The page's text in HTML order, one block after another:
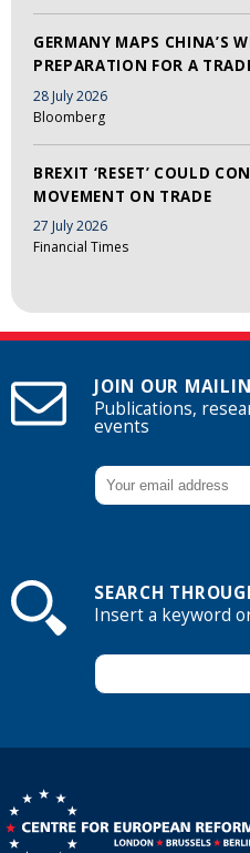
GERMANY MAPS CHINA’S
PREPARATION FOR A
28 July 2026
Bloomberg
BREXIT ‘RESET’ COULD
MOVEMENT ON TRADE
27 July 2026
Financial Times
JOIN OUR
Publications,
events
SEARCH
Insert a keyword